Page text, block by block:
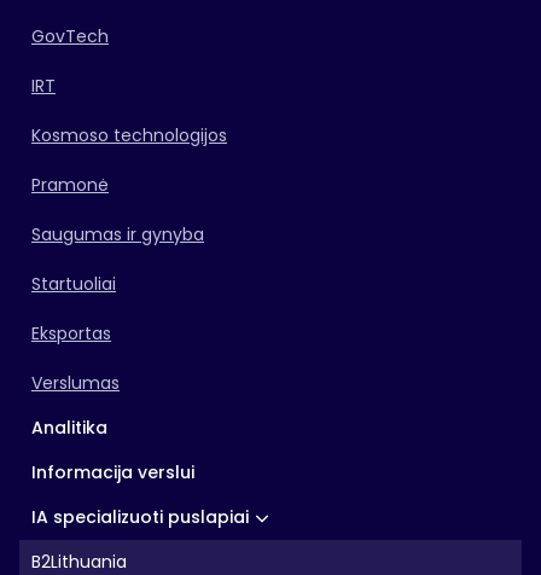
GovTech
IRT
Kosmoso technologijos
Pramonė
Saugumas ir gynyba
Startuoliai
Eksportas
Verslumas
Analitika
Informacija verslui
IA specializuoti puslapiai
B2Lithuania